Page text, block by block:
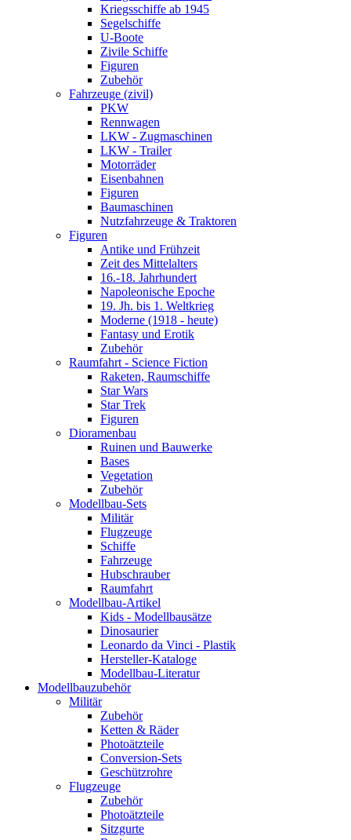
Kriegsschiffe ab 1945
Segelschiffe
U-Boote
Zivile Schiffe
Figuren
Zubehör
Fahrzeuge (zivil)
PKW
Rennwagen
LKW - Zugmaschinen
LKW - Trailer
Motorräder
Eisenbahnen
Figuren
Baumaschinen
Nutzfahrzeuge & Traktoren
Figuren
Antike und Frühzeit
Zeit des Mittelalters
16.-18. Jahrhundert
Napoleonische Epoche
19. Jh. bis 1. Weltkrieg
Moderne (1918 - heute)
Fantasy und Erotik
Zubehör
Raumfahrt - Science Fiction
Raketen, Raumschiffe
Star Wars
Star Trek
Figuren
Dioramenbau
Ruinen und Bauwerke
Bases
Vegetation
Zubehör
Modellbau-Sets
Militär
Flugzeuge
Schiffe
Fahrzeuge
Hubschrauber
Raumfahrt
Modellbau-Artikel
Kids - Modellbausätze
Dinosaurier
Leonardo da Vinci - Plastik
Hersteller-Kataloge
Modellbau-Literatur
Modellbauzubehör
Militär
Zubehör
Ketten & Räder
Photoätzteile
Conversion-Sets
Geschützrohre
Flugzeuge
Zubehör
Photoätzteile
Sitzgurte